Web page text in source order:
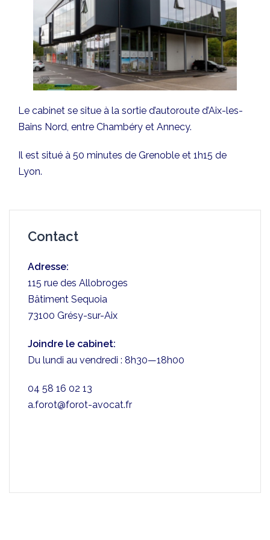
Le cabinet se situe à la sortie d’autoroute d’Aix-les-
Bains Nord, entre Chambéry et Annecy.
Il est situé à 50 minutes de Grenoble et 1h15 de
Lyon.
Contact
Adresse:
115 rue des Allobroges
Bâtiment Sequoia
73100 Grésy-sur-Aix
Joindre le cabinet:
Du lundi au vendredi : 8h30—18h00
04 58 16 02 13
a.forot@forot-avocat.fr